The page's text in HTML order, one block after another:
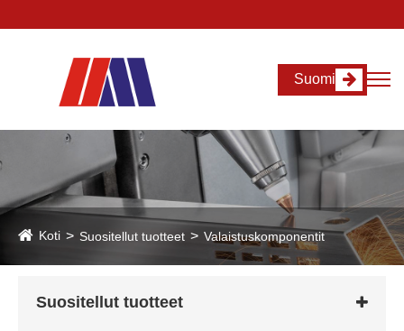
Suomi
Koti Suositellut tuotteet Valaistuskomponentit
Suositellut tuotteet